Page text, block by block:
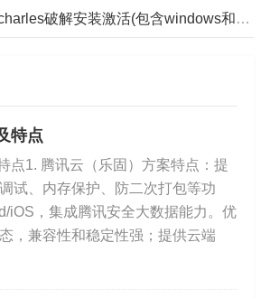
绍
破解安装激活(包含windows和mac)最新简单教程
特点
点1. 腾讯云（乐固）方案特点：提
试、内存保护、防二次打包等功
iOS，集成腾讯安全大数据能力。优
，兼容性和稳定性强；提供云端